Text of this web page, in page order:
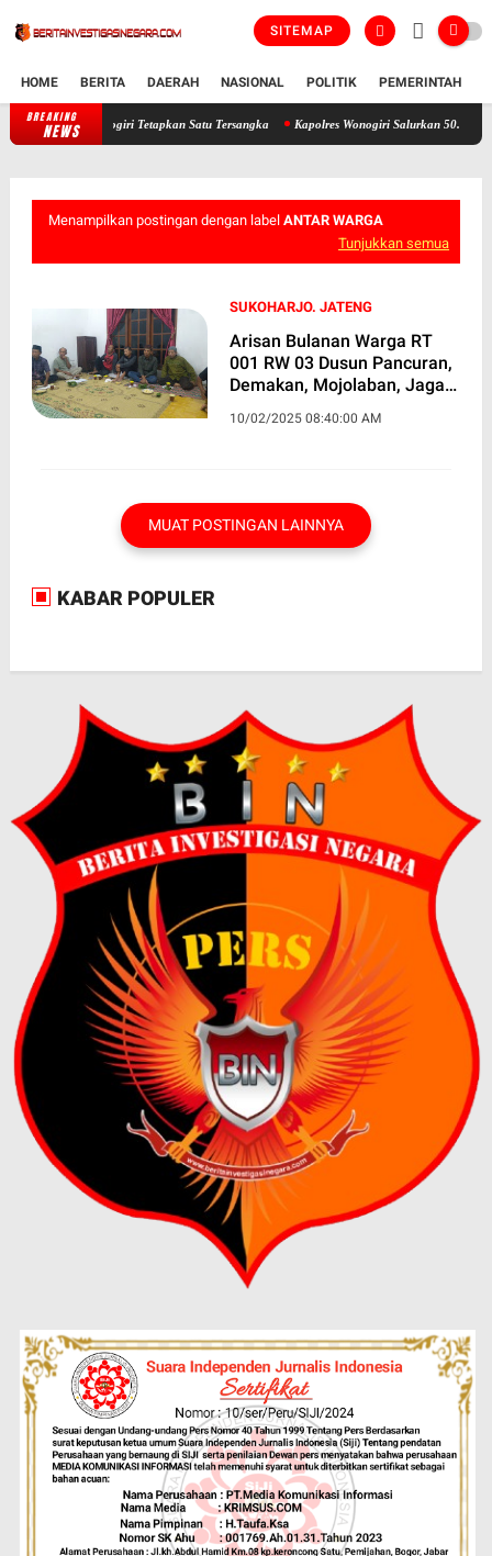
SITEMAP
HOME BERITA DAERAH NASIONAL POLITIK PEMERINTAH
BREAKING
NEWS
Polres Wonogiri Tetapkan Satu Tersangka Kapolres Wonogiri Salurkan 50.000
Menampilkan postingan dengan label ANTAR WARGA
Tunjukkan semua
SUKOHARJO. JATENG
Arisan Bulanan Warga RT
001 RW 03 Dusun Pancuran,
Demakan, Mojolaban, Jaga
Kebersamaan
10/02/2025 08:40:00 AM
MUAT POSTINGAN LAINNYA
KABAR POPULER